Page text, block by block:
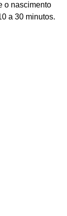
o nascimento
a 30 minutos.